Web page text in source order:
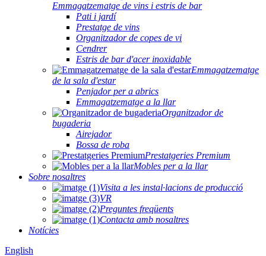
Emmagatzematge de vins i estris de bar
Pati i jardí
Prestatge de vins
Organitzador de copes de vi
Cendrer
Estris de bar d'acer inoxidable
Emmagatzematge
de la sala d'estar
Penjador per a abrics
Emmagatzematge a la llar
Organitzador de
bugaderia
Airejador
Bossa de roba
Prestatgeries Premium
Mobles per a la llar
Sobre nosaltres
Visita a les instal·lacions de producció
VR
Preguntes freqüents
Contacta amb nosaltres
Notícies
English